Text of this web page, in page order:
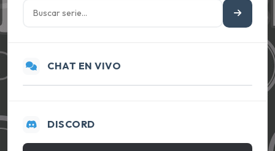
CHAT EN VIVO
DISCORD